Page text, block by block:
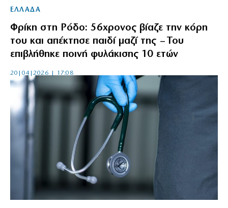
ΕΛΛΑΔΑ
Φρίκη στη Ρόδο: 56χρονος βίαζε την κόρη
του και απέκτησε παιδί μαζί της – Του
επιβλήθηκε ποινή φυλάκισης 10 ετών
20|04|2026 | 17:08